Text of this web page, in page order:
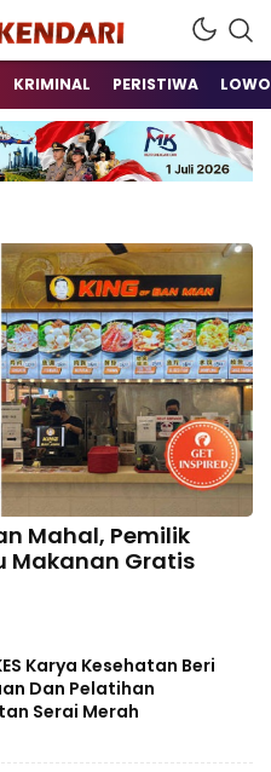
Tenggara
KRIMINAL PERISTIWA
Mahal, Pemilik
Makanan Gratis
Karya Kesehatan Beri
Dan Pelatihan
Serai Merah